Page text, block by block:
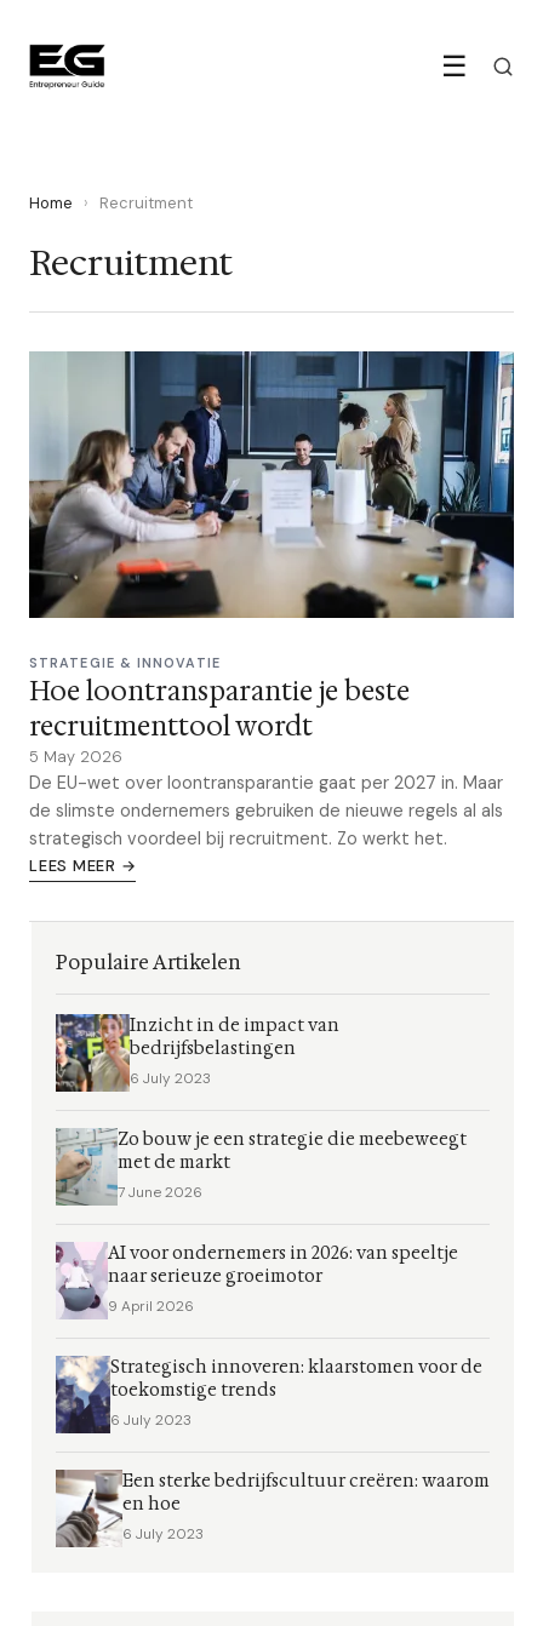
☰
Home › Recruitment
Recruitment
STRATEGIE & INNOVATIE
Hoe loontransparantie je beste
recruitmenttool wordt
5 May 2026
De EU-wet over loontransparantie gaat per 2027 in. Maar
de slimste ondernemers gebruiken de nieuwe regels al als
strategisch voordeel bij recruitment. Zo werkt het.
LEES MEER →
Populaire Artikelen
Inzicht in de impact van
bedrijfsbelastingen
6 July 2023
Zo bouw je een strategie die meebeweegt
met de markt
7 June 2026
AI voor ondernemers in 2026: van speeltje
naar serieuze groeimotor
9 April 2026
Strategisch innoveren: klaarstomen voor de
toekomstige trends
6 July 2023
Een sterke bedrijfscultuur creëren: waarom
en hoe
6 July 2023